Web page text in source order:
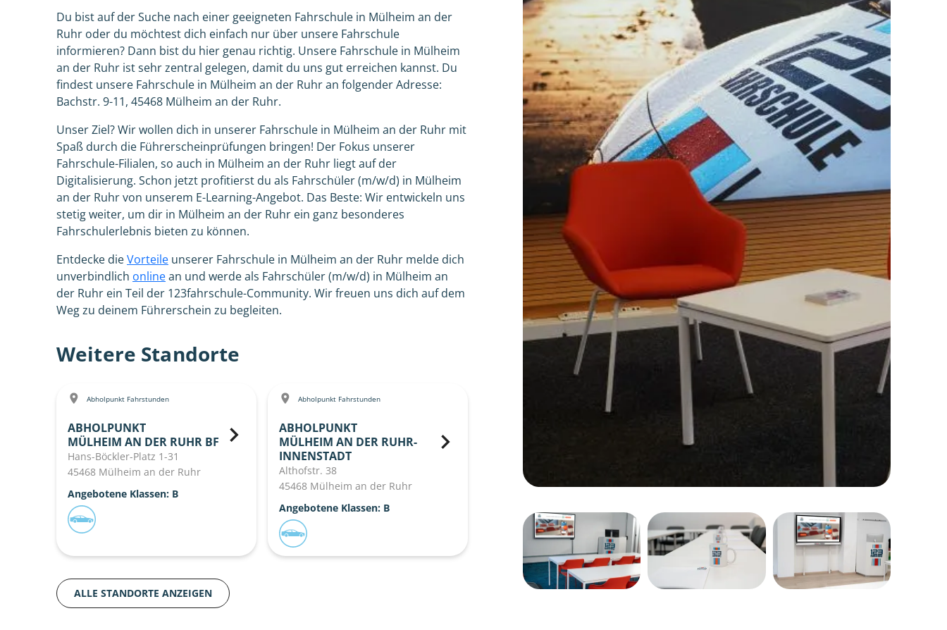
Du bist auf der Suche nach einer geeigneten Fahrschule in Mülheim an der
Ruhr oder du möchtest dich einfach nur über unsere Fahrschule
informieren? Dann bist du hier genau richtig. Unsere Fahrschule in Mülheim
an der Ruhr ist sehr zentral gelegen, damit du uns gut erreichen kannst. Du
findest unsere Fahrschule in Mülheim an der Ruhr an folgender Adresse:
Bachstr. 9-11, 45468 Mülheim an der Ruhr.
Unser Ziel? Wir wollen dich in unserer Fahrschule in Mülheim an der Ruhr mit
Spaß durch die Führerscheinprüfungen bringen! Der Fokus unserer
Fahrschule-Filialen, so auch in Mülheim an der Ruhr liegt auf der
Digitalisierung. Schon jetzt profitierst du als Fahrschüler (m/w/d) in Mülheim
an der Ruhr von unserem E-Learning-Angebot. Das Beste: Wir entwickeln uns
stetig weiter, um dir in Mülheim an der Ruhr ein ganz besonderes
Fahrschulerlebnis bieten zu können.
Entdecke dieVorteile unserer Fahrschule in Mülheim an der Ruhr melde dich
unverbindlich onlinean und werde als Fahrschüler (m/w/d) in Mülheim an
der Ruhr ein Teil der 123fahrschule-Community. Wir freuen uns dich auf dem
Weg zu deinem Führerschein zu begleiten.
Weitere Standorte
Abholpunkt Fahrstunden
ABHOLPUNKT
MÜLHEIM AN DER RUHR BF
Hans-Böckler-Platz 1-31
45468 Mülheim an der Ruhr
Angebotene Klassen: B
Abholpunkt Fahrstunden
ABHOLPUNKT
MÜLHEIM AN DER RUHR-
INNENSTADT
Althofstr. 38
45468 Mülheim an der Ruhr
Angebotene Klassen: B
ALLE STANDORTE ANZEIGEN